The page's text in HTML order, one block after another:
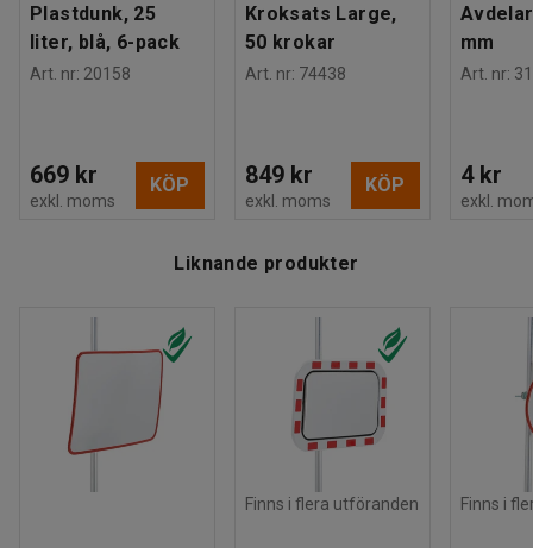
Plastdunk, 25
liter, blå, 6-pack
Art. nr: 20158
669 kr
exkl. moms
KÖP
Kroksats Large,
50 krokar
Art. nr: 74438
849 kr
exkl. moms
KÖP
mm
Art. nr:
4 kr
exkl.
Liknande produkter
Finns i flera utföranden Finns i